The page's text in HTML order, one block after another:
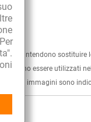
e non intendono sostituire
devono essere utilizzati
Le immagini sono